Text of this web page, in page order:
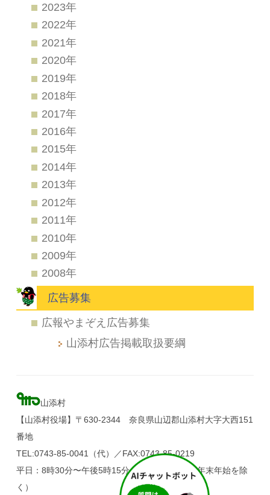
2023年
2022年
2021年
2020年
2019年
2018年
2017年
2016年
2015年
2014年
2013年
2012年
2011年
2010年
2009年
2008年
広告募集
広報やまぞえ広告募集
山添村広告掲載取扱要綱
山添村
【山添村役場】〒630-2344 奈良県山辺郡山添村大字大西151
番地
TEL:0743-85-0041（代）／FAX:0743-85-0219
平日：8時30分〜午後5時15分（土・日・祝日、年末年始を除
く）